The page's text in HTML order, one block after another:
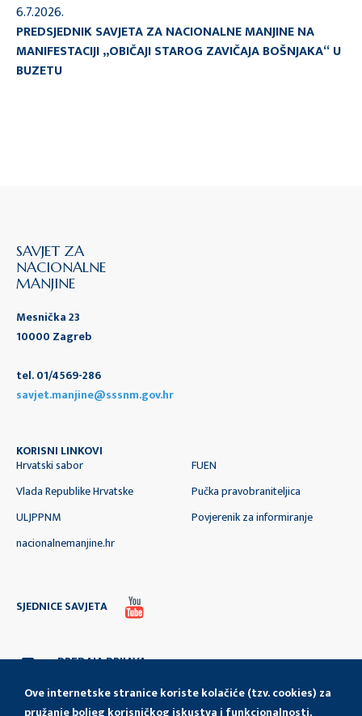
Ove internetske stranice koriste kolačiće (tzv. cookies) za
6.7.2026.
PREDSJEDNIK SAVJETA ZA NACIONALNE MANJINE NA
MANIFESTACIJI „OBIČAJI STAROG ZAVIČAJA BOŠNJAKA“ U
BUZETU
SAVJET ZA
NACIONALNE
MANJINE
Mesnička 23
10000 Zagreb
tel. 01/4569-286
savjet.manjine@sssnm.gov.hr
KORISNI LINKOVI
Hrvatski sabor
Vlada Republike Hrvatske
ULJPPNM
nacionalnemanjine.hr
FUEN
Pučka pravobraniteljica
Povjerenik za informiranje
SJEDNICE SAVJETA
PREDAJA PRIJAVA